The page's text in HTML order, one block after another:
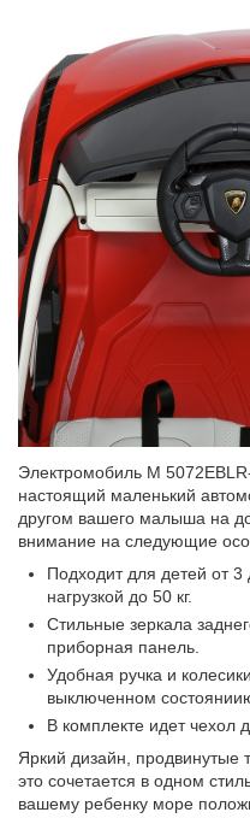
Электромобиль M
настоящий маленький
другом вашего малыша на
внимание на следующие
Подходит для детей от
нагрузкой до 50 кг.
Стильные зеркала
приборная панель.
Удобная ручка и
выключенном
В комплекте идет чехол
Яркий дизайн, продвинутые
это сочетается в одном
вашему ребенку море